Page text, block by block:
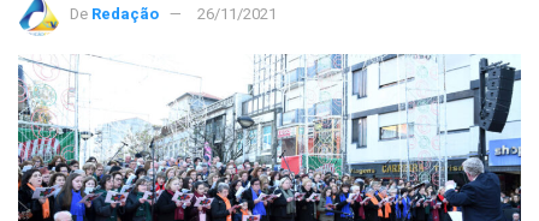
De Redação 26/11/2021